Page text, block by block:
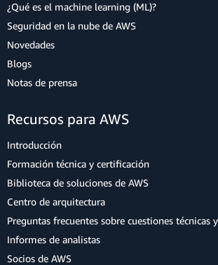
¿Qué es el machine learning (ML)?
Seguridad en la nube de AWS
Novedades
Blogs
Notas de prensa
Recursos para AWS
Introducción
Formación técnica y certificación
Biblioteca de soluciones de AWS
Centro de arquitectura
Preguntas frecuentes sobre cuestiones técnicas
Informes de analistas
Socios de AWS